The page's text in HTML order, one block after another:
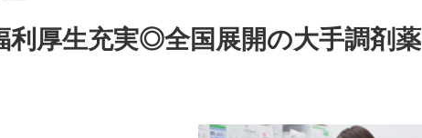
利厚生充実◎全国展開の大手調剤薬